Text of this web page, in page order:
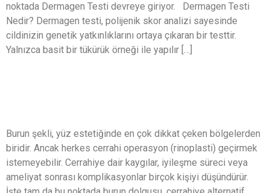
noktada Dermagen Testi devreye giriyor. Dermagen Testi
Nedir? Dermagen testi, polijenik skor analizi sayesinde
cildinizin genetik yatkınlıklarını ortaya çıkaran bir testtir.
Yalnızca basit bir tükürük örneği ile yapılır […]
Burun şekli, yüz estetiğinde en çok dikkat çeken bölgelerden
biridir. Ancak herkes cerrahi operasyon (rinoplasti) geçirmek
istemeyebilir. Cerrahiye dair kaygılar, iyileşme süreci veya
ameliyat sonrası komplikasyonlar birçok kişiyi düşündürür.